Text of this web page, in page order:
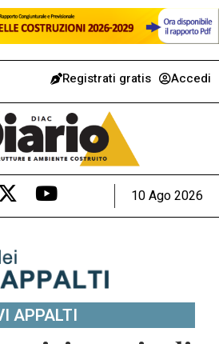
Registrati gratis Accedi
10 Ago 2026
APPALTI